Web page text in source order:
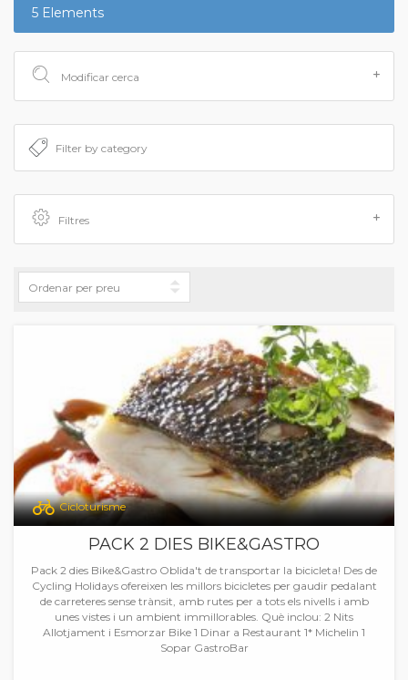
5 Elements
Modificar cerca
Filtres
Cicloturisme
PACK 2 DIES BIKE&GASTRO
Pack 2 dies Bike&Gastro Oblida't de transportar la bicicleta! Des de
Cycling Holidays ofereixen les millors bicicletes per gaudir pedalant
de carreteres sense trànsit, amb rutes per a tots els nivells i amb
unes vistes i un ambient immillorables. Què inclou: 2 Nits
Allotjament i Esmorzar Bike 1 Dinar a Restaurant 1* Michelin 1
Sopar GastroBar